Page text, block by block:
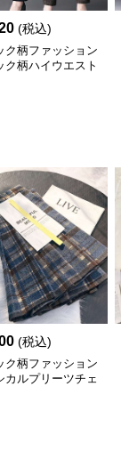
(税込)
ク柄ファッション
ク柄ハイウエスト
(税込)
ク柄ファッション
カルプリーツチェ